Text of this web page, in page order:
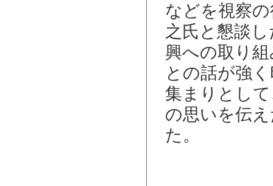
などを視察
之氏と懇談
興への取り
との話が強
集まりとし
の思いを伝
た。